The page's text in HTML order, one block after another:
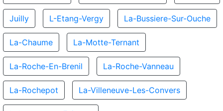
Juilly L-Etang-Vergy La-Bussiere-Sur-Ouche
La-Chaume La-Motte-Ternant
La-Roche-En-Brenil La-Roche-Vanneau
La-Rochepot La-Villeneuve-Les-Convers